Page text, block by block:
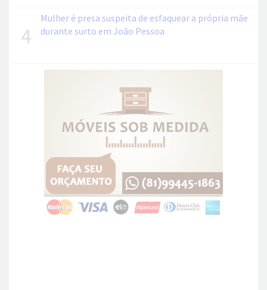
4
Mulher é presa suspeita de esfaquear a própria mãe
durante surto em João Pessoa